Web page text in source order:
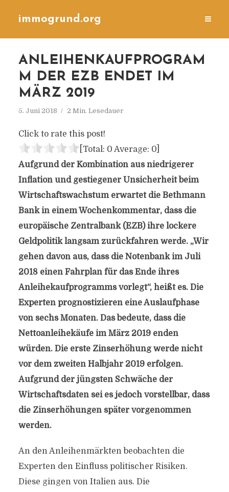
immogrund.org
ANLEIHENKAUFPROGRAM
M DER EZB ENDET IM
MÄRZ 2019
5. Juni 2018 2 Min. Lesedauer
Click to rate this post!
[Total: 0 Average: 0]
Aufgrund der Kombination aus niedrigerer
Inflation und gestiegener Unsicherheit beim
Wirtschaftswachstum erwartet die Bethmann
Bank in einem Wochenkommentar, dass die
europäische Zentralbank (EZB) ihre lockere
Geldpolitik langsam zurückfahren werde. „Wir
gehen davon aus, dass die Notenbank im Juli
2018 einen Fahrplan für das Ende ihres
Anleihekaufprogramms vorlegt“, heißt es. Die
Experten prognostizieren eine Auslaufphase
von sechs Monaten. Das bedeute, dass die
Nettoanleihekäufe im März 2019 enden
würden. Die erste Zinserhöhung werde nicht
vor dem zweiten Halbjahr 2019 erfolgen.
Aufgrund der jüngsten Schwäche der
Wirtschaftsdaten sei es jedoch vorstellbar, dass
die Zinserhöhungen später vorgenommen
werden.
An den Anleihenmärkten beobachten die
Experten den Einfluss politischer Risiken.
Diese gingen von Italien aus. Die